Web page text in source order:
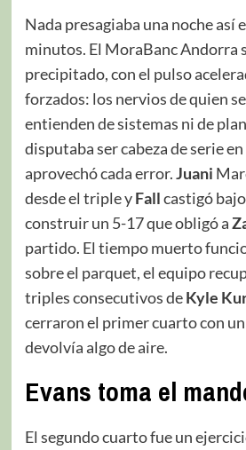
Nada presagiaba una noche así
minutos. El MoraBanc Andorra
precipitado, con el pulso
forzados: los nervios de quien
entienden de sistemas ni de
disputaba ser cabeza de serie
aprovechó cada error.Juani
desde el triple yFallcastigó
construir un 5-17 que obligó a
partido. El tiempo muerto
sobre el parquet, el equipo
triples consecutivos deKyle
cerraron el primer cuarto con
devolvía algo de aire.
Evans toma el
El segundo cuarto fue un